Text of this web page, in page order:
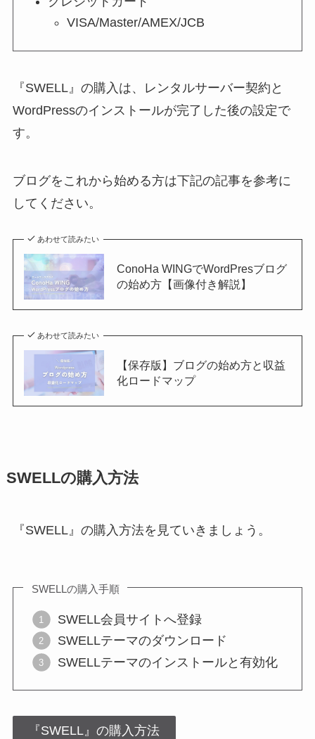
VISA/Master/AMEX/JCB
『SWELL』の購入は、レンタルサーバー契約と
WordPressのインストールが完了した後の設定で
す。
ブログをこれから始める方は下記の記事を参考に
してください。
あわせて読みたい
ConoHa WINGでWordPresブログ
の始め方【画像付き解説】
あわせて読みたい
【保存版】ブログの始め方と収益
化ロードマップ
SWELLの購入方法
『SWELL』の購入方法を見ていきましょう。
SWELLの購入手順
SWELL会員サイトへ登録
SWELLテーマのダウンロード
SWELLテーマのインストールと有効化
『SWELL』の購入方法